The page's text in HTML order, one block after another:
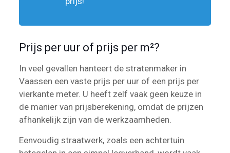
Prijs per uur of prijs per m²?
In veel gevallen hanteert de stratenmaker in
Vaassen een vaste prijs per uur of een prijs per
vierkante meter. U heeft zelf vaak geen keuze in
de manier van prijsberekening, omdat de prijzen
afhankelijk zijn van de werkzaamheden.
Eenvoudig straatwerk, zoals een achtertuin